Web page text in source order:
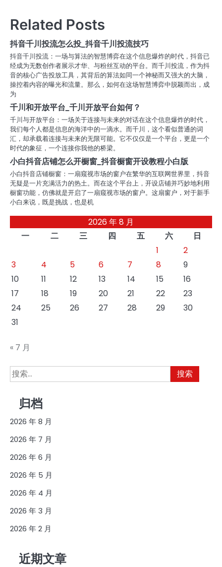
导
航
Related Posts
抖音千川投流怎么投_抖音千川投流技巧
抖音千川投流：一场与算法的智慧博弈在这个信息爆炸的时代，抖音已
经成为无数创作者展示才华、与粉丝互动的平台。而千川投流，作为抖
音的核心广告投放工具，其背后的算法如同一个神秘而又强大的大脑，
操控着内容的曝光和流量。那么，如何在这场智慧博弈中脱颖而出，成
为
千川和开放平台_千川开放平台如何？
千川与开放平台：一场关于连接与未来的对话在这个信息爆炸的时代，
我们每个人都是信息的海洋中的一滴水。而千川，这个看似普通的词
汇，却承载着连接与未来的无限可能。它不仅仅是一个平台，更是一个
时代的象征，一个连接你我他的桥梁。
小白抖音店铺怎么开橱窗_抖音橱窗开设教程小白版
小白抖音店铺橱窗：一扇窥视市场的窗户在繁华的互联网世界里，抖音
无疑是一片充满活力的热土。而在这个平台上，开设店铺并巧妙地利用
橱窗功能，仿佛就是开启了一扇窥视市场的窗户。这扇窗户，对于新手
小白来说，既是挑战，也是机
2026 年 8 月
一
二 三 四 五 六
日
1
2
3
4 5 6 7 8
9
10
11 12 13 14 15
16
17
18 19 20 21 22
23
24
25 26 27 28 29
30
31
« 7 月
搜
索：
归档
2026 年 8 月
2026 年 7 月
2026 年 6 月
2026 年 5 月
2026 年 4 月
2026 年 3 月
2026 年 2 月
近期文章